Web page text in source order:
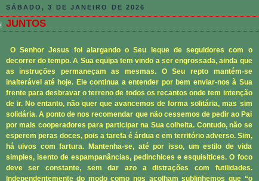
SÁBADO, 3 DE JANEIRO DE 2026
JUNTOS
O SenhorJesus foi alargando o Seu leque de seguidores com o
decorrer do tempo. A Sua equipa tem vindo a ser engrossada, ainda que
as instruções permaneçam as mesmas. O Seu repto mantém-se
inalterável até hoje. Ele continua a entender por bem enviar-nos à Sua
frente para desbravar o terreno de todos os recantos onde tem intenção
de ir. No entanto, não quer que avancemos de forma solitária, mas sim
solidária. A ponto de nos recomendar que não cessemos de pedir ao Pai
por mais cooperadores para participar na Sua colheita. Contudo, não se
esperem peras doces, pois a tarefa é árdua e em território adverso. Sim,
há uivos com fartura. Mantenha-se, até por isso, um estilo de vida
simples, isento de espampanâncias, pedinchices e esquisitices. O foco
deve ser constante, sem dar azo a distrações com futilidades.
Independentemente do modo como nos acolham sublinhemos que “o